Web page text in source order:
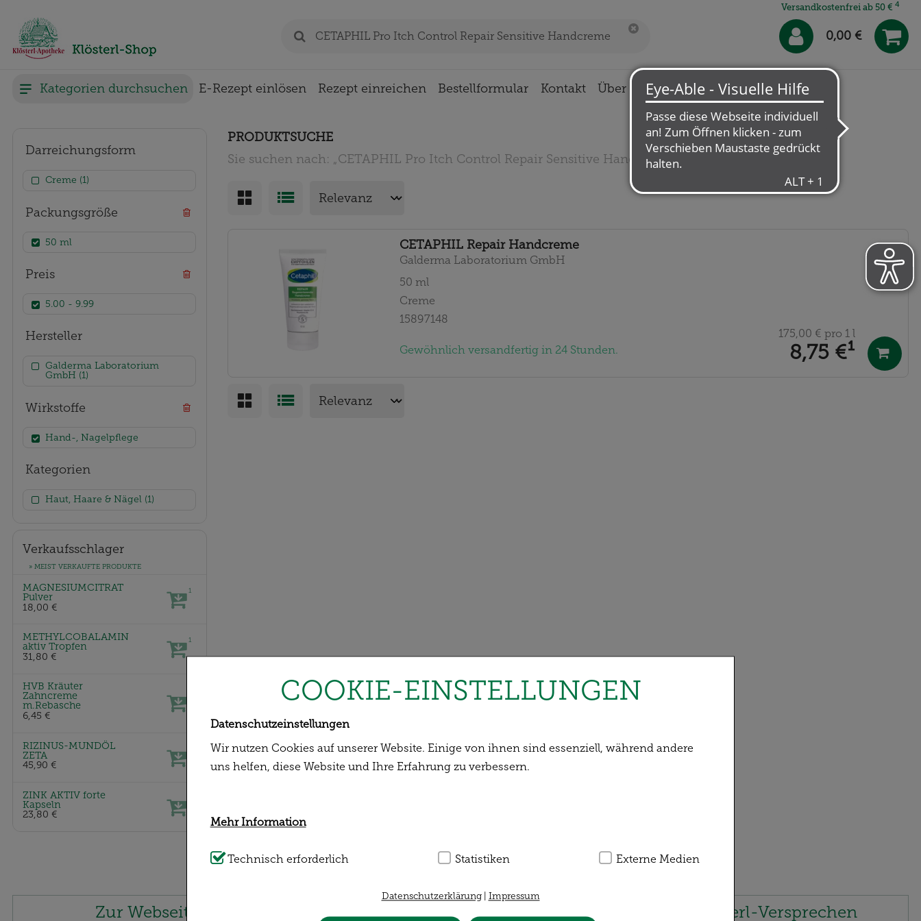
COOKIE-EINSTELLUNGEN
Datenschutzeinstellungen
Wir nutzen Cookies auf unserer Website. Einige von ihnen sind essenziell, während andere
uns helfen, diese Website und Ihre Erfahrung zu verbessern.
Mehr Information
Technisch Notwendig:Hierbei handelt es sich um Cookies, die für die Grundfunktionen
diese nicht verzichtet werden kann.
Technisch erforderlich Statistiken Externe Medien
Datenschutzerklärung| Impressum
Versandkostenfrei ab 50 € 4
0,00 €
Kategorien durchsuchen E-Rezept einlösen Rezept einreichen Bestellformular Kontakt Über uns Klösterl-Apotheke
PRODUKTSUCHE
Sie suchen nach: „CETAPHIL Pro Itch Control Repair Sensitive Handcreme“
CETAPHIL Repair Handcreme
Galderma Laboratorium GmbH
50 ml
Creme
15897148
Gewöhnlich versandfertig in 24 Stunden. 8,75 €¹
175,00 € pro 1 l
Darreichungsform
Creme (1)
Packungsgröße
50 ml
Preis
5.00 - 9.99
Hersteller
Galderma Laboratorium
GmbH (1)
Wirkstoffe
Hand-, Nagelpflege
Kategorien
Haut, Haare & Nägel (1)
Verkaufsschlager
» MEIST VERKAUFTE PRODUKTE
MAGNESIUMCITRAT
Pulver
18,00 €
1
METHYLCOBALAMIN
aktiv Tropfen
31,80 €
1
HVB Kräuter
Zahncreme
m.Rebasche
6,45 €
RIZINUS-MUNDÖL
ZETA
45,90 €
ZINK AKTIV forte
Kapseln
23,80 €
Zur Webseite Rezept einreichen Klösterl-Versprechen